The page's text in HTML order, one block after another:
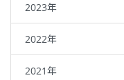
2023年
2022年
2021年